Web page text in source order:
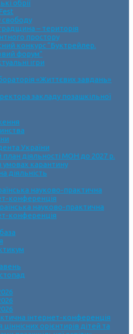
обрії
свободу
– територія
простору
конкурс “Буктрейлер.
форум”
ігри
«Життєвих завдань»
закладу позашкільної
України
план діяльності МОН до 2027 р.
умовах карантину
діяльність
науково-практична
конференція
науково-практична
конференція
інтернет-конференція
орієнтирів дітей та